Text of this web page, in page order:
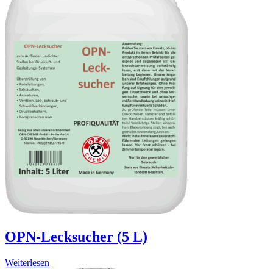
OPN-Lecksucher (5 L)
Weiterlesen